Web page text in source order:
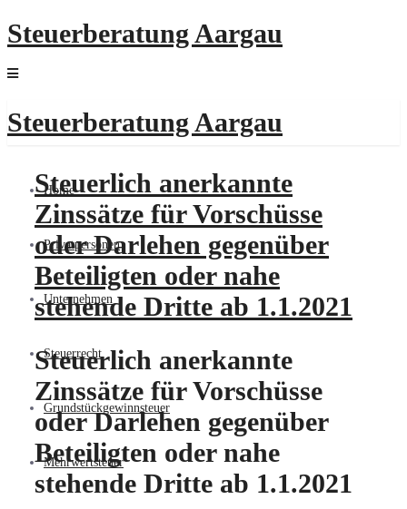
Steuerberatung Aargau
Steuerberatung Aargau
Home
Privatpersonen
Unternehmen
Steuerrecht
Grundstückgewinnsteuer
Mehrwertsteuer
Steuerlich anerkannte
Zinssätze für Vorschüsse
oder Darlehen gegenüber
Beteiligten oder nahe
stehende Dritte ab 1.1.2021
Steuerlich anerkannte
Zinssätze für Vorschüsse
oder Darlehen gegenüber
Beteiligten oder nahe
stehende Dritte ab 1.1.2021